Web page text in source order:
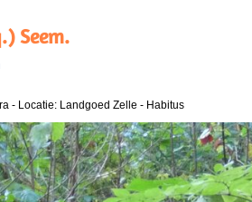
Seem.
- Locatie: Landgoed Zelle - Habitus